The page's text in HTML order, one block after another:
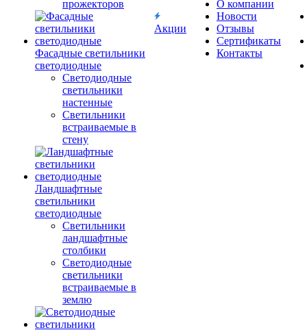
прожекторов
Фасадные светильники
светодиодные
Светодиодные
светильники
настенные
Светильники
встраиваемые в
стену
Ландшафтные
светильники
светодиодные
Светильники
ландшафтные
столбики
Светодиодные
светильники
встраиваемые в
землю
Акции
О компании
Новости
Отзывы
Сертификаты
Контакты